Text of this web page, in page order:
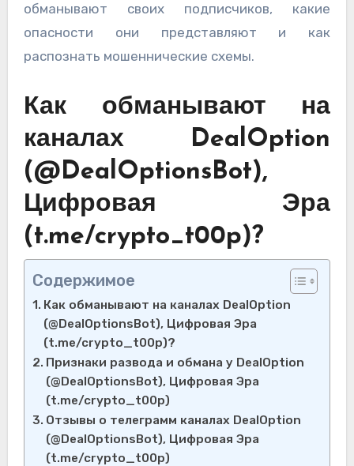
обманывают своих подписчиков, какие
опасности они представляют и как
распознать мошеннические схемы.
Как обманывают на
каналах DealOption
(@DealOptionsBot),
Цифровая Эра
(t.me/crypto_t00p)?
Содержимое
Как обманывают на каналах DealOption
(@DealOptionsBot), Цифровая Эра
(t.me/crypto_t00p)?
Признаки развода и обмана у DealOption
(@DealOptionsBot), Цифровая Эра
(t.me/crypto_t00p)
Отзывы о телеграмм каналах DealOption
(@DealOptionsBot), Цифровая Эра
(t.me/crypto_t00p)